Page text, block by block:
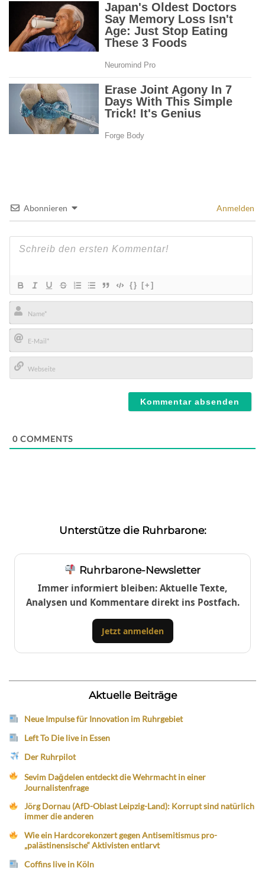
Abonnieren Anmelden
{} [+]
Name*
E-
Mail*
0 COMMENTS
Unterstütze die Ruhrbarone:
Ruhrbarone-Newsletter
Immer informiert bleiben: Aktuelle Texte,
Analysen und Kommentare direkt ins Postfach.
Jetzt anmelden
Aktuelle Beiträge
Neue Impulse für Innovation im Ruhrgebiet
Left To Die live in Essen
Der Ruhrpilot
Sevim Dağdelen entdeckt die Wehrmacht in einer
Journalistenfrage
Jörg Dornau (AfD-Oblast Leipzig-Land): Korrupt sind natürlich
immer die anderen
Wie ein Hardcorekonzert gegen Antisemitismus pro-
„palästinensische“ Aktivisten entlarvt
Coffins live in Köln